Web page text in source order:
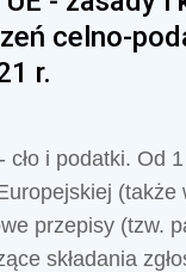
celno-
r.
cło i podatki. Od
(także
przepisy (tzw.
składania